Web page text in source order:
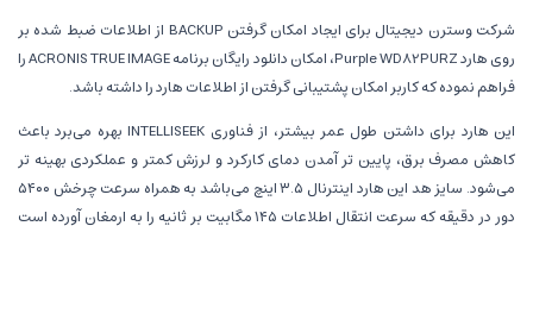
شرکت وسترن دیجیتال برای ایجاد امکان گرفتن BACKUP از اطلاعات ضبط شده بر
روی هارد Purple WD82PURZ، امکان دانلود رایگان برنامه ACRONIS TRUE IMAGE را
فراهم نموده که کاربر امکان پشتیبانی گرفتن از اطلاعات هارد را داشته باشد.
این هارد برای داشتن طول عمر بیشتر، از فناوری INTELLISEEK بهره می‌برد باعث
کاهش مصرف برق، پایین تر آمدن دمای کارکرد و لرزش کمتر و عملکردی بهینه تر
می‌شود. سایز هد این هارد اینترنال ۳.۵ اینچ می‌باشد به همراه سرعت چرخش ۵۴۰۰
دور در دقیقه که سرعت انتقال اطلاعات ۱۴۵ مگابیت بر ثانیه را به ارمغان آورده است